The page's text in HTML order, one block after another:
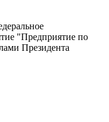
"Предприятие по
Президента